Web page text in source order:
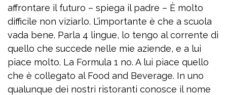
affrontare il futuro – spiega il padre – È molto
difficile non viziarlo. L’importante è che a scuola
vada bene. Parla 4 lingue, lo tengo al corrente di
quello che succede nelle mie aziende, e a lui
piace molto. La Formula 1 no. A lui piace quello
che è collegato al Food and Beverage. In uno
qualunque dei nostri ristoranti conosce il nome